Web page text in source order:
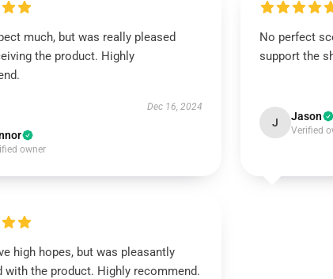
much, but was really pleased
the product. Highly
Dec 16, 2024
owner
No perfect
support the
J Jason
Verified
high hopes, but was pleasantly
with the product. Highly recommend.